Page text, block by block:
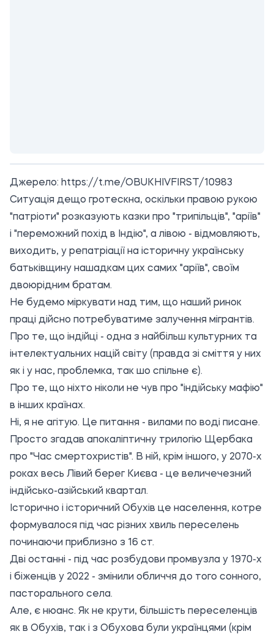
Джерело: https://t.me/OBUKHIVFIRST/10983
Ситуація дещо гротескна, оскільки правою рукою
"патріоти" розказують казки про "трипільців", "аріїв"
і "переможний похід в Індію", а лівою - відмовляють,
виходить, у репатріації на історичну українську
батьківщину нашадкам цих самих "аріїв", своїм
двоюрідним братам.
Не будемо міркувати над тим, що наший ринок
праці дійсно потребуватиме залучення мігрантів.
Про те, що індійці - одна з найбільш культурних та
інтелектуальних націй світу (правда зі сміття у них
як і у нас, проблемка, так шо спільне є).
Про те, що ніхто ніколи не чув про "індійську мафію"
в інших країнах.
Ні, я не агітую. Це питання - вилами по воді писане.
Просто згадав апокаліптичну трилогію Щербака
про "Час смертохристів". В ній, крім іншого, у 2070-х
роках весь Лівий берег Києва - це величечезний
індійсько-азійський квартал.
Історично і історичний Обухів це населення, котре
формувалося під час різних хвиль переселень
починаючи приблизно з 16 ст.
Дві останні - під час розбудови промвузла у 1970-х
і біженців у 2022 - змінили обличчя до того сонного,
пасторального села.
Але, є нюанс. Як не крути, більшість переселенців
як в Обухів, так і з Обухова були українцями (крім